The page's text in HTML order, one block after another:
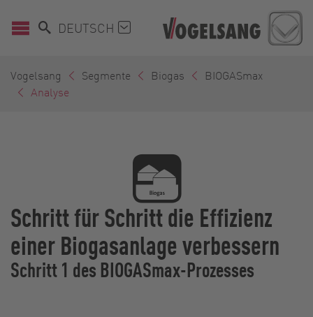
DEUTSCH
Vogelsang Segmente Biogas
BIOGASmax
Analyse
Schritt für Schritt die Effizienz
einer Biogasanlage verbessern
Schritt 1 des BIOGASmax-Prozesses